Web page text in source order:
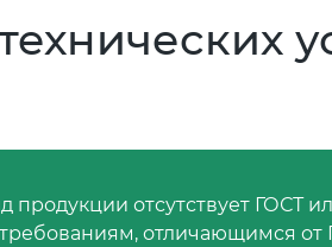
отсутствует ГОСТ
отличающимся